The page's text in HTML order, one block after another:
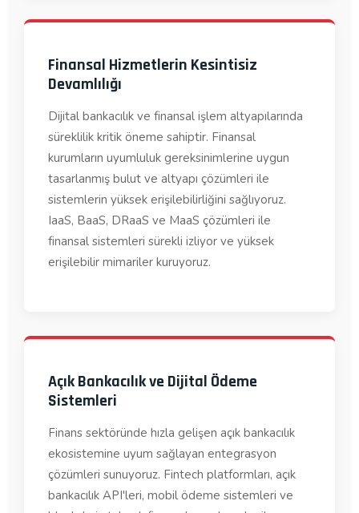
Finansal Hizmetlerin Kesintisiz
Devamlılığı
Dijital bankacılık ve finansal işlem altyapılarında
süreklilik kritik öneme sahiptir. Finansal
kurumların uyumluluk gereksinimlerine uygun
tasarlanmış bulut ve altyapı çözümleri ile
sistemlerin yüksek erişilebilirliğini sağlıyoruz.
IaaS, BaaS, DRaaS ve MaaS çözümleri ile
finansal sistemleri sürekli izliyor ve yüksek
erişilebilir mimariler kuruyoruz.
Açık Bankacılık ve Dijital Ödeme
Sistemleri
Finans sektöründe hızla gelişen açık bankacılık
ekosistemine uyum sağlayan entegrasyon
çözümleri sunuyoruz. Fintech platformları, açık
bankacılık API'leri, mobil ödeme sistemleri ve